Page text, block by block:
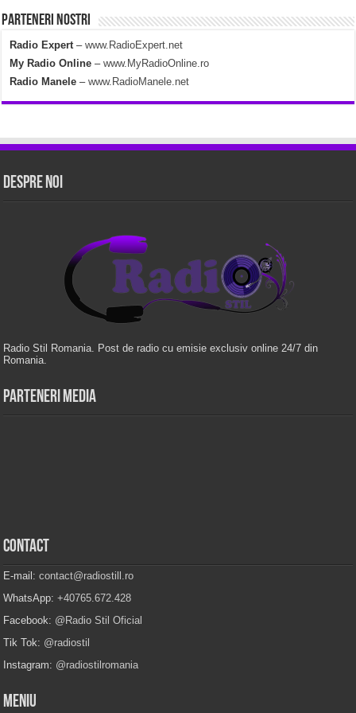
Parteneri Nostri
Radio Expert–www.RadioExpert.net
My Radio Online –www.MyRadioOnline.ro
Radio Manele–www.RadioManele.net
Despre Noi
Radio Stil Romania. Post de radio cu emisie exclusiv online 24/7 din
Romania.
Parteneri Media
Contact
E-mail:contact@radiostill.ro
WhatsApp:+40765.672.428
Facebook: @Radio Stil Oficial
Tik Tok: @radiostil
Instagram: @radiostilromania
Meniu